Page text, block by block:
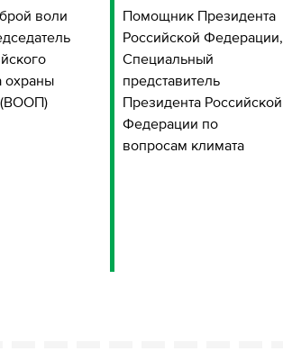
воли
охраны
Помощник Президента
Российской Федерации,
Специальный
представитель
Президента Российской
Федерации по
вопросам климата